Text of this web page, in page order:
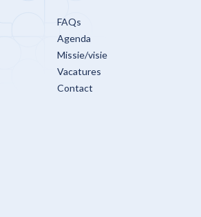
FAQs
Agenda
Missie/visie
Vacatures
Contact